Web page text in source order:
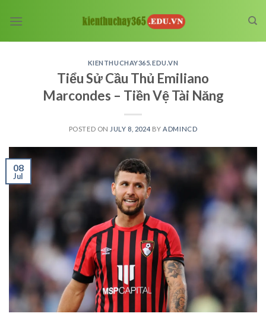
KIENTHUCHAY365.EDU.VN
Tiểu Sử Cầu Thủ Emiliano
Marcondes – Tiền Vệ Tài Năng
POSTED ON JULY 8, 2024 BY ADMINCD
08
Jul